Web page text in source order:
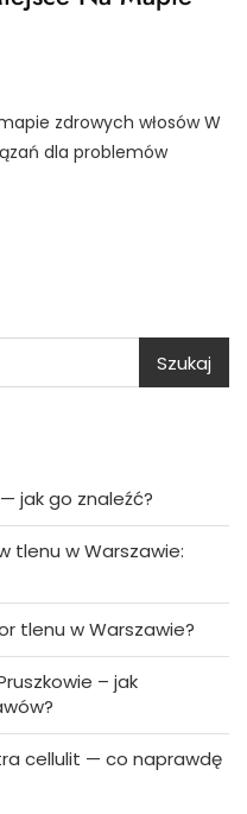
zdrowych włosów W
dla problemów
Szukaj
jak go znaleźć?
tlenu w Warszawie:
tlenu w Warszawie?
– jak
cellulit — co naprawdę